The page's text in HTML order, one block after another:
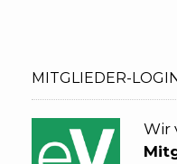
MITGLIEDER-
Wir